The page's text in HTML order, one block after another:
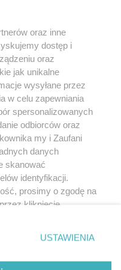
być powielany i
w jakikolwiek sposób (w
jakimkolwiek polu
z umieszczaniem w Internecie
użycie lub
z naruszeniem prawa, tzn.
kary i może być ścigane
oraz inne
dostęp i
oraz
jak unikalne
wysyłane przez
w celu zapewniania
spersonalizowanych
odbiorców oraz
my i Zaufani
danych
skanować
identyfikacji.
prosimy o zgodę na
kliknięcie
ustawień prywatności
strony
wymagają zgody
USTAWIENIA